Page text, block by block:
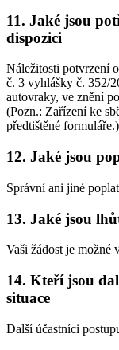
11. Jaké jsou
dispozici
Náležitosti potvrzení
č. 3 vyhlášky č. 352/
autovraky, ve znění
(Pozn.: Zařízení ke
předtištěné formuláře.)
12. Jaké jsou
Správní ani jiné
13. Jaké jsou
Vaši žádost je možné
14. Kteří jsou
situace
Další účastníci